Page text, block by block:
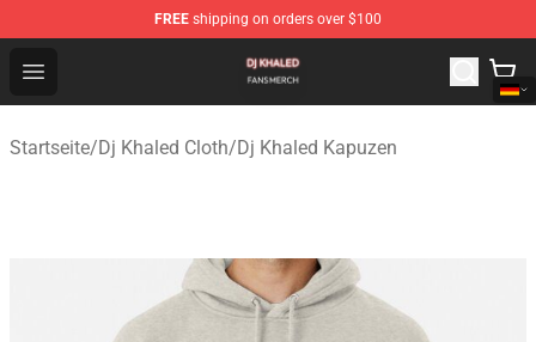
FREE shipping on orders over $100
Open menu
Dj Khaled Shop - Official Dj Khaled Merchandise Store
Startseite/Dj Khaled Cloth/Dj Khaled Kapuzen